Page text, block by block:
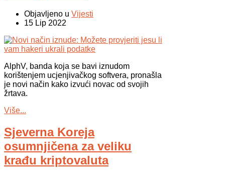
Objavljeno u Vijesti
15 Lip 2022
AlphV, banda koja se bavi iznudom
korištenjem ucjenjivačkog softvera, pronašla
je novi način kako izvući novac od svojih
žrtava.
Više...
Sjeverna Koreja
osumnjičena za veliku
krađu kriptovaluta